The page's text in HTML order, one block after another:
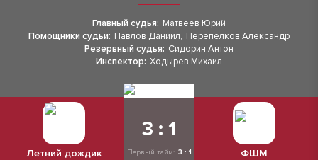
Главный судья: Матвеев Юрий
Помощники судьи: Павлов Даниил, Перепелков Александр
Резервный судья: Сидорин Антон
Инспектор: Ходырев Михаил
Летний дождик
3 : 1
Первый тайм: 3 : 1 ФШМ